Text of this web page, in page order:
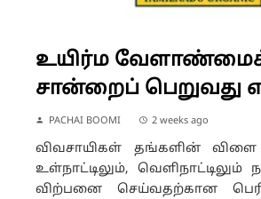
உயிர்ம
சான்றைப் பெறுவது
PACHAI BOOMI 2 weeks ago
விவசாயிகள் தங்களின்
உள்நாட்டிலும்,
விற்பனை செய்வதற்கான